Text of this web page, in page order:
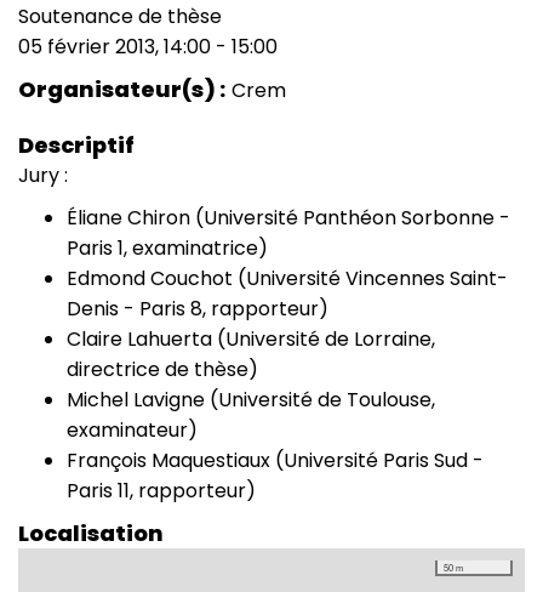
Type
de
manifestation
Soutenance de thèse
Date
(smart)
05 février 2013, 14:00 - 15:00
Organisateur(s) Crem
Descriptif
Jury :
Éliane Chiron (Université Panthéon Sorbonne -
Paris 1, examinatrice)
Edmond Couchot (Université Vincennes Saint-
Denis - Paris 8, rapporteur)
Claire Lahuerta (Université de Lorraine,
directrice de thèse)
Michel Lavigne (Université de Toulouse,
examinateur)
François Maquestiaux (Université Paris Sud -
Paris 11, rapporteur)
Localisation
50 m